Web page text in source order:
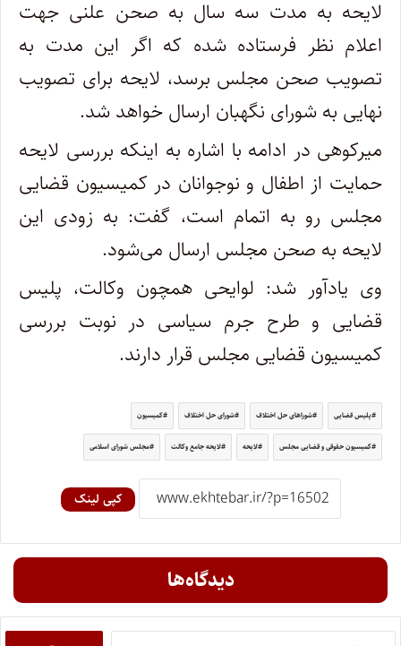
لایحه به مدت سه سال به صحن علنی جهت
اعلام نظر فرستاده شده که اگر این مدت به
تصویب صحن مجلس برسد، لایحه برای تصویب
نهایی به شورای نگهبان ارسال خواهد شد.
میرکوهی در ادامه با اشاره به اینکه بررسی لایحه
حمایت از اطفال و نوجوانان در کمیسیون قضایی
مجلس رو به اتمام است، گفت: به زودی این
لایحه به صحن مجلس ارسال می‌شود.
وی یادآور شد: لوایحی همچون وکالت، پلیس
قضایی و طرح جرم سیاسی در نوبت بررسی
کمیسیون قضایی مجلس قرار دارند.
پلیس قضایی شوراهای حل اختلاف شورای حل اختلاف کمیسیون
کمیسیون حقوقی و قضایی مجلس لایحه لایحه جامع وکالت مجلس شورای اسلامی
کپی لینک
دیدگاه‌ها